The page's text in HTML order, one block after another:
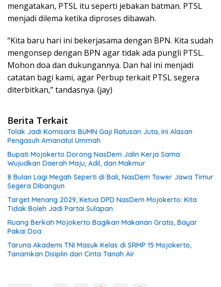
mengatakan, PTSL itu seperti jebakan batman. PTSL
menjadi dilema ketika diproses dibawah.
“Kita baru hari ini bekerjasama dengan BPN. Kita sudah
mengonsep dengan BPN agar tidak ada pungli PTSL.
Mohon doa dan dukungannya. Dan hal ini menjadi
catatan bagi kami, agar Perbup terkait PTSL segera
diterbitkan,” tandasnya. (jay)
Berita Terkait
Tolak Jadi Komisaris BUMN Gaji Ratusan Juta, Ini Alasan
Pengasuh Amanatul Ummah
Bupati Mojokerto Dorong NasDem Jalin Kerja Sama
Wujudkan Daerah Maju, Adil, dan Makmur
8 Bulan Lagi Megah Seperti di Bali, NasDem Tower Jawa Timur
Segera Dibangun
Target Menang 2029, Ketua DPD NasDem Mojokerto: Kita
Tidak Boleh Jadi Partai Sulapan
Ruang Berkah Mojokerto Bagikan Makanan Gratis, Bayar
Pakai Doa
Taruna Akademi TNI Masuk Kelas di SRMP 15 Mojokerto,
Tanamkan Disiplin dan Cinta Tanah Air